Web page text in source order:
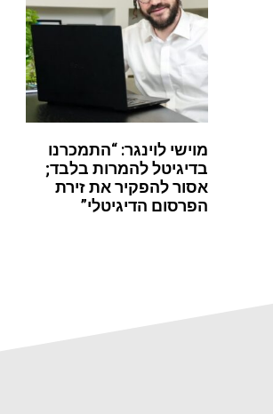
מוישי לוינגר: “התמכרנו
בדיגיטל להמרות בלבד;
אסור להפקיר את זירת
הפרסום הדיגיטלי”